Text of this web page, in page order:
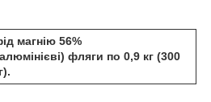
магнію 56%
фляги по 0,9 кг (300